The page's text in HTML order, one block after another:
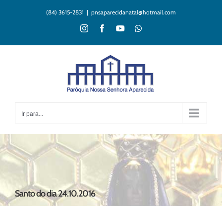
(84) 3615-2831 | pnsaparecidanatal@hotmail.com
InstagramFacebookYouTubeWhatsApp
Ir para...
Santo do dia 24.10.2016